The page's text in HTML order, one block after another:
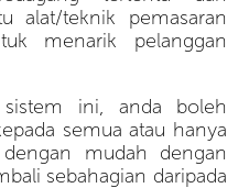
alat/teknik pemasaran
menarik pelanggan
sistem ini, anda boleh
semua atau hanya
mudah dengan
sebahagian daripada